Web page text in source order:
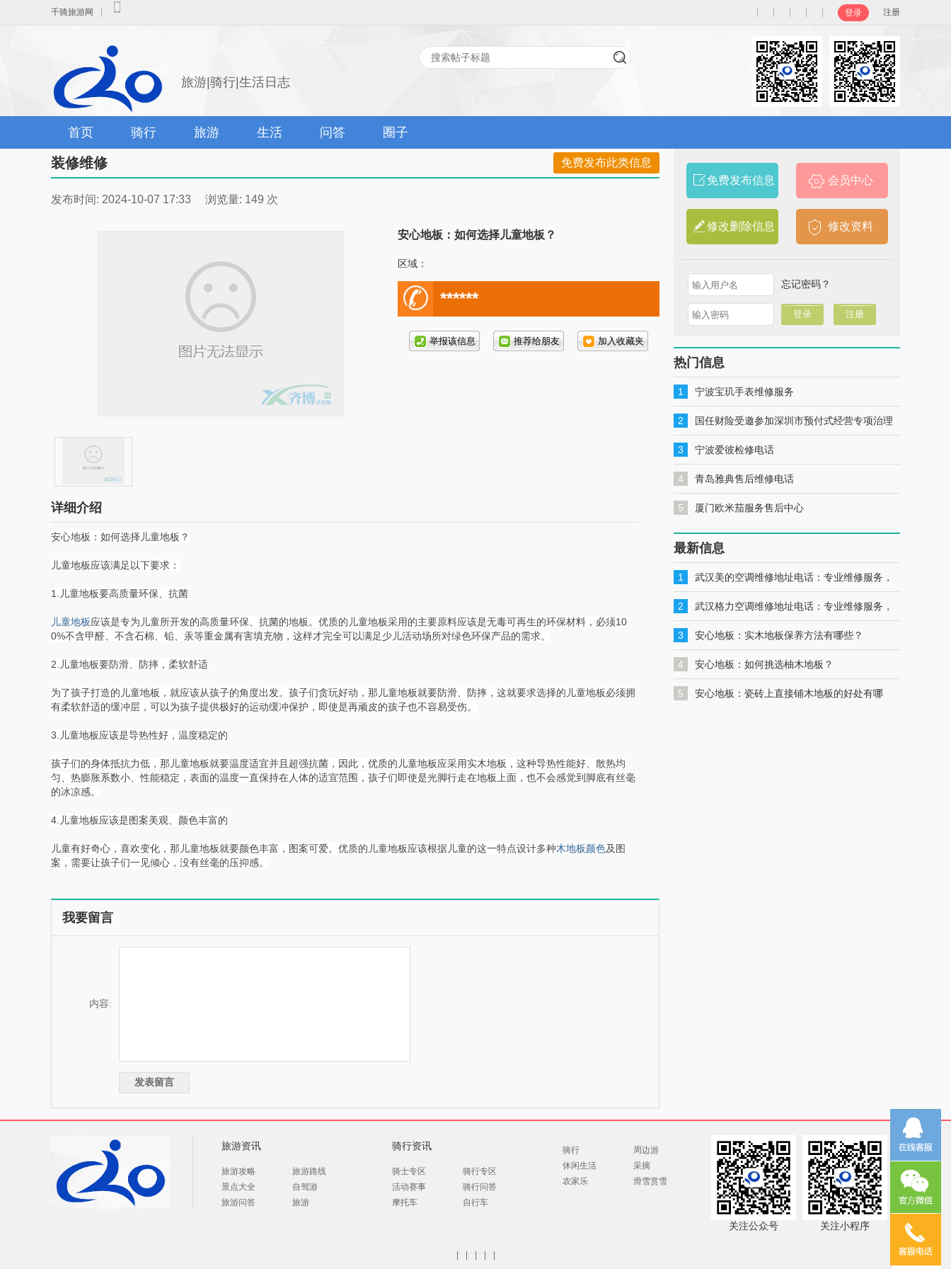
千骑旅游网 登录 注册
旅游|骑行|生活日志
首页 骑行 旅游 生活 问答 圈子
装修维修 免费发布此类信息
发布时间: 2024-10-07 17:33 浏览量: 149 次
安心地板：如何选择儿童地板？
区域：
电
话号
******
详细介绍
安心地板：如何选择儿童地板？
儿童地板应该满足以下要求：
1.儿童地板要高质量环保、抗菌
儿童地板应该是专为儿童所开发的高质量环保、抗菌的地板。优质的儿童地板采用的主要原料应该是无毒可再生的环保材料，必须10
0%不含甲醛、不含石棉、铅、汞等重金属有害填充物，这样才完全可以满足少儿活动场所对绿色环保产品的需求。
2.儿童地板要防滑、防摔，柔软舒适
为了孩子打造的儿童地板，就应该从孩子的角度出发。孩子们贪玩好动，那儿童地板就要防滑、防摔，这就要求选择的儿童地板必须拥
有柔软舒适的缓冲层，可以为孩子提供极好的运动缓冲保护，即使是再顽皮的孩子也不容易受伤。
3.儿童地板应该是导热性好，温度稳定的
孩子们的身体抵抗力低，那儿童地板就要温度适宜并且超强抗菌，因此，优质的儿童地板应采用实木地板，这种导热性能好、散热均
匀、热膨胀系数小、性能稳定，表面的温度一直保持在人体的适宜范围，孩子们即使是光脚行走在地板上面，也不会感觉到脚底有丝毫
的冰凉感。
4.儿童地板应该是图案美观、颜色丰富的
儿童有好奇心，喜欢变化，那儿童地板就要颜色丰富，图案可爱。优质的儿童地板应该根据儿童的这一特点设计多种木地板颜色及图
案，需要让孩子们一见倾心，没有丝毫的压抑感。
我要留言
内容:
免费发布信息 会员中心
修改删除信息 修改资料
忘记密码？
热门信息
1 宁波宝玑手表维修服务
2 国任财险受邀参加深圳市预付式经营专项治理
工作推进会暨预付式经营领域保险签约仪式
3 宁波爱彼检修电话
4 青岛雅典售后维修电话
5 厦门欧米茄服务售后中心
最新信息
1 武汉美的空调维修地址电话：专业维修服务，
一键联系解决您的美的空调问题
2 武汉格力空调维修地址电话：专业维修服务，
一键联系解决您的格力空调问题
3 安心地板：实木地板保养方法有哪些？
4 安心地板：如何挑选柚木地板？
5 安心地板：瓷砖上直接铺木地板的好处有哪
旅游资讯
旅游攻略
旅游路线
景点大全
自驾游
旅游问答
旅游
骑行资讯
骑士专区
骑行专区
活动赛事
骑行问答
摩托车
自行车
骑行
周边游
休闲生活
采摘
农家乐
滑雪赏雪
关注公众号 关注小程序